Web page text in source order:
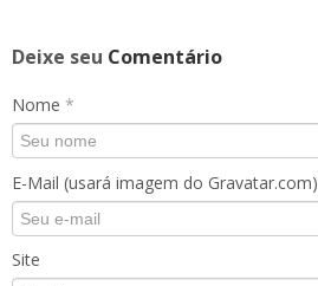
Deixe seu Comentário
Nome *
E-Mail (usará imagem do Gravatar.com)
Site